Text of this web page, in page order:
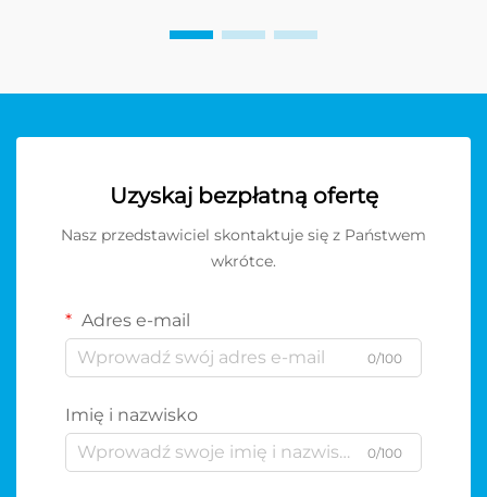
Uzyskaj bezpłatną ofertę
Nasz przedstawiciel skontaktuje się z Państwem
wkrótce.
Adres e-mail
0/100
Imię i nazwisko
0/100